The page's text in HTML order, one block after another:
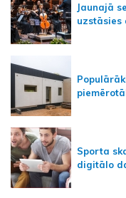
Jaunajā
uzstāsies
Sporta
digitālo